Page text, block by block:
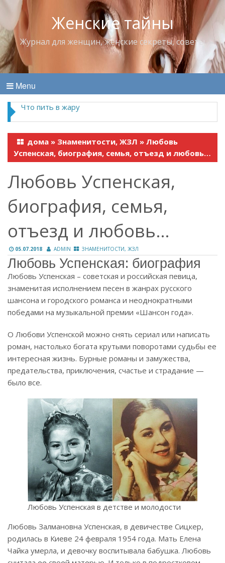
Женские тайны
Журнал для женщин, женские секреты, советы
Menu
Что пить в жару
дома » Знаменитости, ЖЗЛ » Любовь
Успенская, биография, семья, отъезд и любовь…
Любовь Успенская,
биография, семья,
отъезд и любовь…
05.07.2018 ADMIN ЗНАМЕНИТОСТИ, ЖЗЛ
Любовь Успенская: биография
Любовь Успенская – советская и российская певица,
знаменитая исполнением песен в жанрах русского
шансона и городского романса и неоднократными
победами на музыкальной премии «Шансон года».
О Любови Успенской можно снять сериал или написать
роман, настолько богата крутыми поворотами судьбы ее
интересная жизнь. Бурные романы и замужества,
предательства, приключения, счастье и страдание —
было все.
Любовь Успенская в детстве и молодости
Любовь Залмановна Успенская, в девичестве Сицкер,
родилась в Киеве 24 февраля 1954 года. Мать Елена
Чайка умерла, и девочку воспитывала бабушка. Любовь